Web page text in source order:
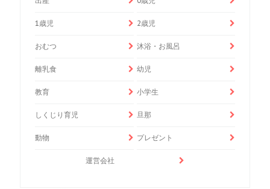
1歳児 2歳児
おむつ 沐浴・お風呂
離乳食 幼児
教育 小学生
しくじり育児 旦那
動物 プレゼント
運営会社